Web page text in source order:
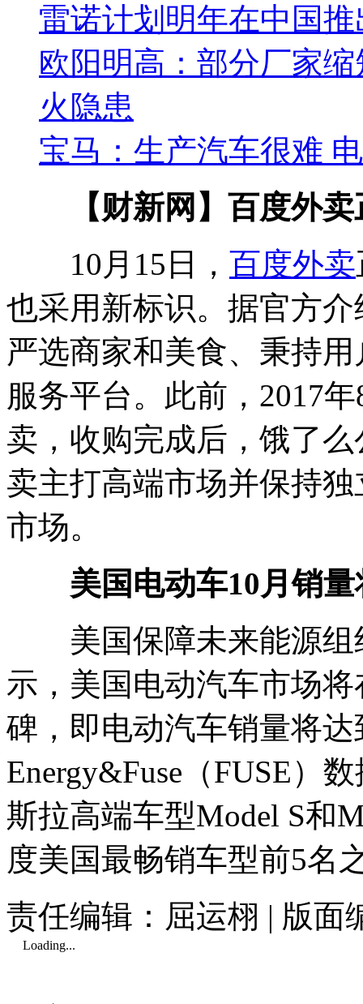
雷诺计划明年在中国
欧阳明高：部分厂家
火隐患
宝马：生产汽车很难
【财新网】百度外
10月15日， 百度外卖
也采用新标识。据官方
严选商家和美食、秉持
服务平台。此前，2017
卖，收购完成后，饿了
卖主打高端市场并保持
市场。
美国电动车10月销量
美国保障未来能源组
示，美国电动汽车市场
碑，即电动汽车销量将
Energy&Fuse（FUSE）
斯拉高端车型Model S和
度美国最畅销车型前5名
责任编辑：屈运栩 | 版面
Loading...